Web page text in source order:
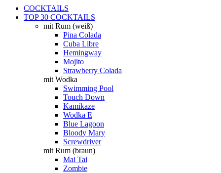
COCKTAILS
TOP 30 COCKTAILS
mit Rum (weiß)
Pina Colada
Cuba Libre
Hemingway
Mojito
Strawberry Colada
mit Wodka
Swimming Pool
Touch Down
Kamikaze
Wodka E
Blue Lagoon
Bloody Mary
Screwdriver
mit Rum (braun)
Mai Tai
Zombie